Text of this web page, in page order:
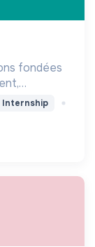
fondées
Internship